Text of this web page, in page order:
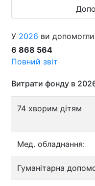
У 2026 ви
6 868 564
Повний звіт
Витрати фонду в
74 хворим дітям
Мед. обладнання:
Гуманітарна